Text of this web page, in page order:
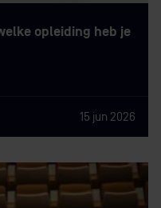
opleiding heb je
15 jun 2026